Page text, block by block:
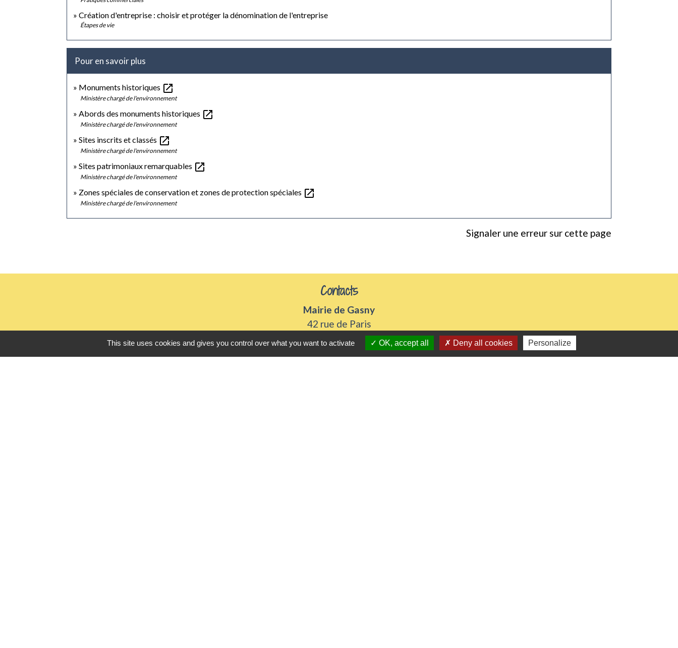
Création d'entreprise : choisir et protéger la dénomination de l'entreprise
Étapes de vie
Pour en savoir plus
Monuments historiques open_in_new
Ministère chargé de l'environnement
Abords des monuments historiques open_in_new
Ministère chargé de l'environnement
Sites inscrits et classés open_in_new
Ministère chargé de l'environnement
Sites patrimoniaux remarquables open_in_new
Ministère chargé de l'environnement
Zones spéciales de conservation et zones de protection spéciales open_in_new
Ministère chargé de l'environnement
Signaler une erreur sur cette page
Contacts
Mairie de Gasny
42 rue de Paris
27620 Gasny - FRANCE
+33 2 32 77 54 50
This site uses cookies and gives you control over what you want to activate OK, accept all Deny all cookies Personalize